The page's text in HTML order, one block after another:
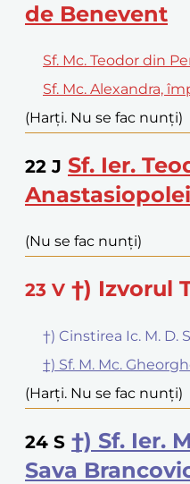
de Benevent
Sf. Mc. Teodor din
Sf. Mc. Alexandra,
(Harți. Nu se fac nunți)
22 J Sf. Ier.
Anastasiopolei
(Nu se fac nunți)
23 V †) Izvorul
†) Cinstirea Ic. M. D.
†) Sf. M. Mc.
(Harți. Nu se fac nunți)
24 S †) Sf. Ier.
Sava